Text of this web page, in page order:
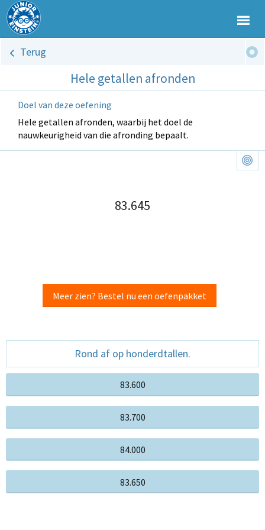
Terug
Hele getallen afronden
Doel van deze oefening
Hele getallen afronden, waarbij het doel de
nauwkeurigheid van die afronding bepaalt.
83.645
Meer zien? Bestel nu een oefenpakket
Rond af op honderdtallen.
83.600
83.700
84.000
83.650